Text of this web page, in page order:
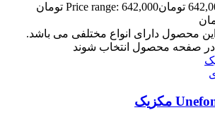
تومان
Price range: 642,000 تومان
این محصول دارای انواع مختلفی می باشد.
صفحه محصول انتخاب شوند